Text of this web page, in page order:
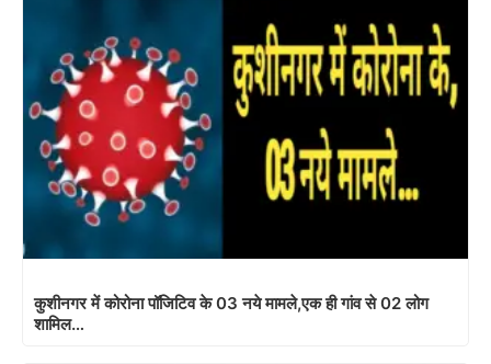
कुशीनगर में कोरोना पॉजिटिव के 03 नये मामले,एक ही गांव से 02 लोग
शामिल…